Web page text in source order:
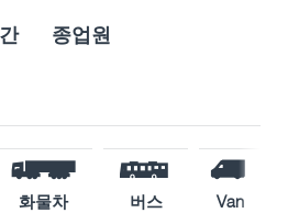
종업원
화물차 버스
Van